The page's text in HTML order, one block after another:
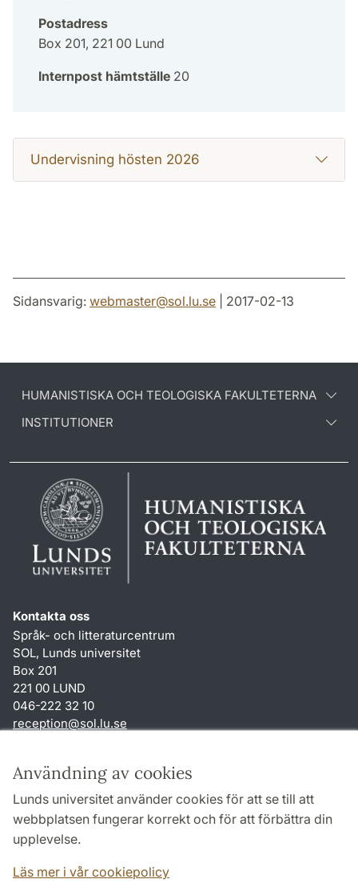
Användning av cookies
Lunds universitet använder cookies för att se till att
webbplatsen fungerar korrekt och för att förbättra din
upplevelse.
Läs mer i vår cookiepolicy
Postadress
Box 201, 221 00 Lund
Internpost hämtställe 20
Undervisning hösten 2026
Sidansvarig: webmaster@sol.lu.se | 2017-02-13
HUMANISTISKA OCH TEOLOGISKA FAKULTETERNA
INSTITUTIONER
Kontakta oss
Språk- och litteraturcentrum
SOL, Lunds universitet
Box 201
221 00 LUND
046-222 32 10
reception@sol.lu.se
Genvägar
Om webbplatsen och cookies
Behandling av personuppgifter
Tillgänglighetsredogörelse